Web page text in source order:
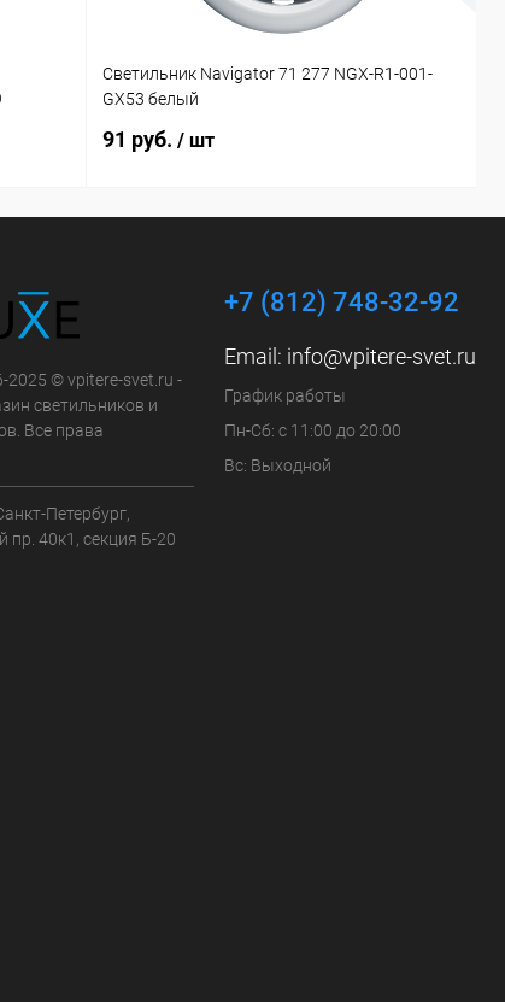
Светильник Navigator 71 277 NGX-R1-001-
GX53 белый
91 руб. / шт
2025 © vpitere-svet.ru -
светильников и
Все права
Петербург,
пр. 40к1, секция Б-20
+7 (812) 748-32-92
Email: info@vpitere-svet.ru
График работы
Пн-Сб: с 11:00 до 20:00
Вс: Выходной